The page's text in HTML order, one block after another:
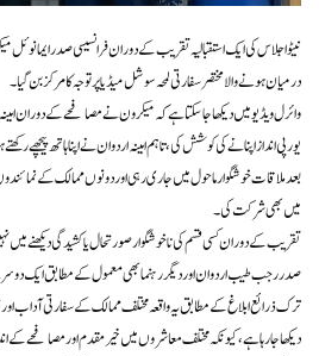
نیٹو اجلاس کی ایک استقبالیہ تقریب کے دوران فرانسیسی صدر ایمانوئل
درمیان ہونے والا مختصر سفارتی لمحہ سوشل میڈیا پر توجہ کا مرکز بن گیا۔
وائرل ویڈیو میں دیکھا جا سکتا ہے کہ میکرون نے مصافحے کے دوران
یورپی انداز اپنانے کی کوشش کی، تاہم امینہ اردوان نے اپنا ہاتھ
بعد ملاقات خوشگوار ماحول میں جاری رہی اور دونوں ممالک کے
میں بھی شرکت کی۔
تقریب کے دوران کسی قسم کی ناخوشگوار صورتحال یا کشیدگی دیکھنے
صدر رجب طیب اردوان اور دیگر رہنما بھی معمول کے مطابق ایک
ترک ذرائع ابلاغ کے مطابق یہ واقعہ مختلف ممالک کے سفارتی آداب
دیکھا جا رہا ہے، کیونکہ مختلف معاشروں میں خیرمقدم اور مصافحے